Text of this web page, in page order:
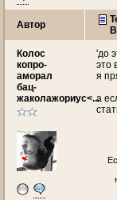
Автор
Колос
копро-
аморал
бац-
жаколажориус<...
'до
это
я
а